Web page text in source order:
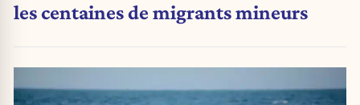
les centaines de migrants mineurs